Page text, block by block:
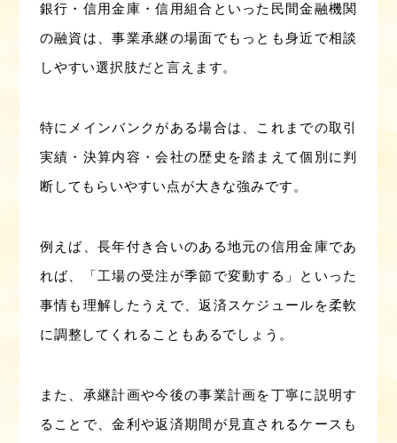
銀行・信用金庫・信用組合といった民間金融機関
の融資は、事業承継の場面でもっとも身近で相談
しやすい選択肢だと言えます。
特にメインバンクがある場合は、これまでの取引
実績・決算内容・会社の歴史を踏まえて個別に判
断してもらいやすい点が大きな強みです。
例えば、長年付き合いのある地元の信用金庫であ
れば、「工場の受注が季節で変動する」といった
事情も理解したうえで、返済スケジュールを柔軟
に調整してくれることもあるでしょう。
また、承継計画や今後の事業計画を丁寧に説明す
ることで、金利や返済期間が見直されるケースも